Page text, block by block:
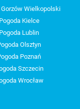
Gorzów Wielkopolski
Pogoda Kielce
Pogoda Lublin
Olsztyn
Poznań
Szczecin
Wrocław